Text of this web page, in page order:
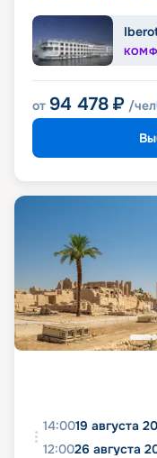
от 94 478 ₽ /чел
14:0019 августа
12:0026 августа